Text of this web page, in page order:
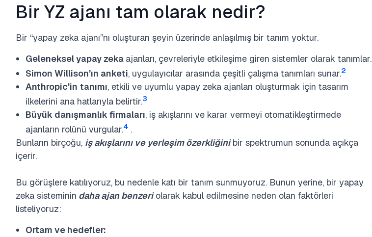
Bir YZ ajanı tam olarak nedir?
Bir “yapay zeka ajanı”nı oluşturan şeyin üzerinde anlaşılmış bir tanım yoktur.
Geleneksel yapay zeka ajanları, çevreleriyle etkileşime giren sistemler olarak tanımlar.
Simon Willison’ın anketi, uygulayıcılar arasında çeşitli çalışma tanımları sunar.2
Anthropic'in tanımı, etkili ve uyumlu yapay zeka ajanları oluşturmak için tasarım
ilkelerini ana hatlarıyla belirtir.3
Büyük danışmanlık firmaları, iş akışlarını ve karar vermeyi otomatikleştirmede
ajanların rolünü vurgular.4 .
Bunların birçoğu, iş akışlarını ve yerleşim özerkliğinibir spektrumun sonunda açıkça
içerir.
Bu görüşlere katılıyoruz, bu nedenle katı bir tanım sunmuyoruz. Bunun yerine, bir yapay
zeka sisteminin daha ajan benzeriolarak kabul edilmesine neden olan faktörleri
listeliyoruz:
Ortam ve hedefler: